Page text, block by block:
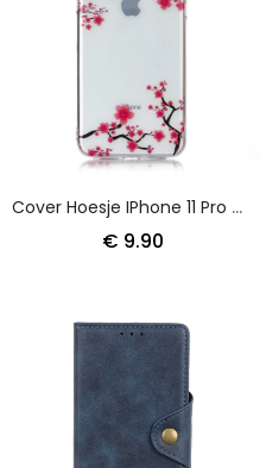
Cover Hoesje IPhone 11 Pro Max Telefoonhoesje Transparant Bloeiende Boom
€ 9.90